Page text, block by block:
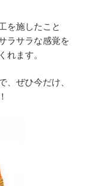
を施したこと
ラサラな感覚を
れます。
、ぜひ今だけ、